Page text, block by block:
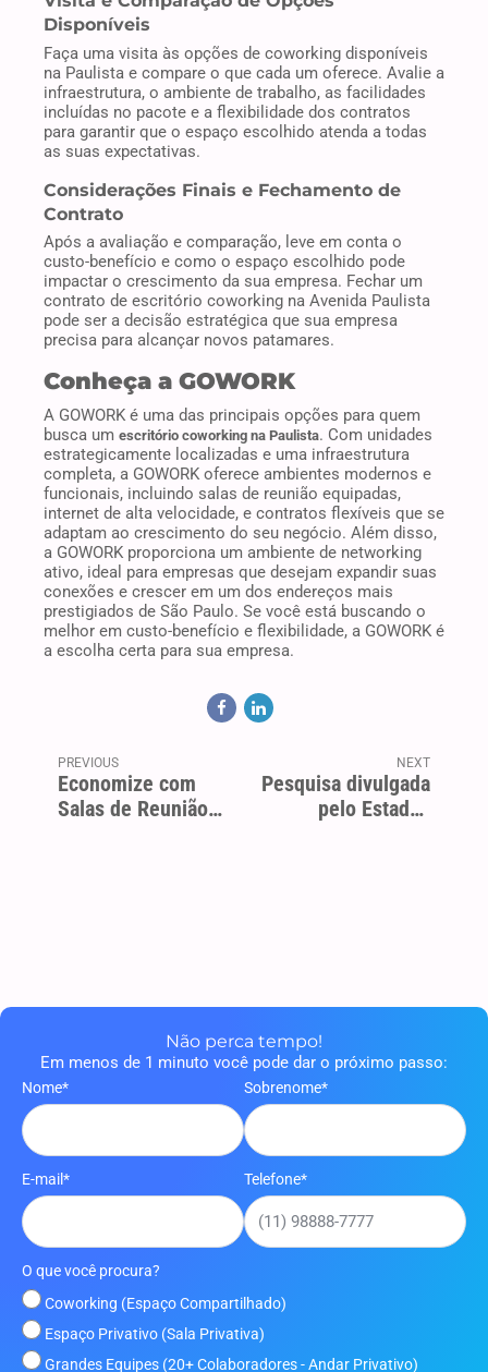
Disponíveis
Faça uma visita às opções de coworking disponíveis
na Paulista e compare o que cada um oferece. Avalie a
infraestrutura, o ambiente de trabalho, as facilidades
incluídas no pacote e a flexibilidade dos contratos
para garantir que o espaço escolhido atenda a todas
as suas expectativas.
Considerações Finais e Fechamento de
Contrato
Após a avaliação e comparação, leve em conta o
custo-benefício e como o espaço escolhido pode
impactar o crescimento da sua empresa. Fechar um
contrato de escritório coworking na Avenida Paulista
pode ser a decisão estratégica que sua empresa
precisa para alcançar novos patamares.
Conheça a GOWORK
A GOWORK é uma das principais opções para quem
busca um escritório coworking na Paulista. Com unidades
estrategicamente localizadas e uma infraestrutura
completa, a GOWORK oferece ambientes modernos e
funcionais, incluindo salas de reunião equipadas,
internet de alta velocidade, e contratos flexíveis que se
adaptam ao crescimento do seu negócio. Além disso,
a GOWORK proporciona um ambiente de networking
ativo, ideal para empresas que desejam expandir suas
conexões e crescer em um dos endereços mais
prestigiados de São Paulo. Se você está buscando o
melhor em custo-benefício e flexibilidade, a GOWORK é
a escolha certa para sua empresa.
PREVIOUS
Economize com
Salas de Reunião
NEXT
Pesquisa divulgada
pelo Estadão
Não perca tempo!
Em menos de 1 minuto você pode dar o próximo passo:
Nome* Sobrenome*
E-mail* Telefone*
O que você procura?
Coworking (Espaço Compartilhado)
Espaço Privativo (Sala Privativa)
Grandes Equipes (20+ Colaboradores - Andar Privativo)